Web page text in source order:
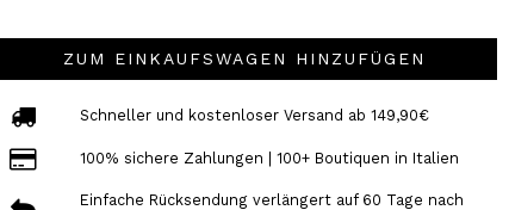
ZUM EINKAUFSWAGEN HINZUFÜGEN
Schneller und kostenloser Versand ab 149,90€
100% sichere Zahlungen | 100+ Boutiquen in Italien
Einfache Rücksendung verlängert auf 60 Tage nach